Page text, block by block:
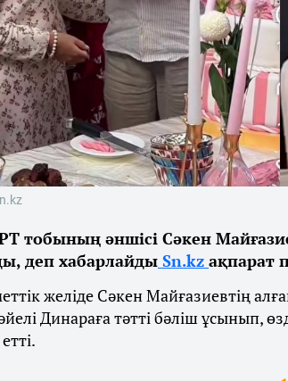
тобының әншісі Сәкен
деп хабарлайды Sn.kz ақпарат
желіде Сәкен Майғазиевтің
Динараға тәтті бәліш ұсынып,